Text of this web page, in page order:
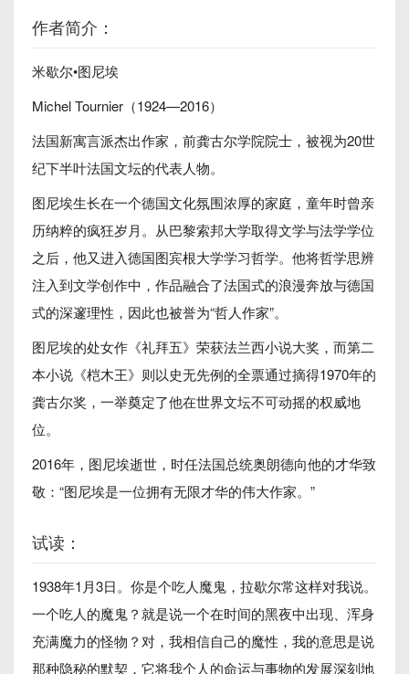
作者简介：
米歇尔•图尼埃
Michel Tournier（1924—2016）
法国新寓言派杰出作家，前龚古尔学院院士，被视为20世
纪下半叶法国文坛的代表人物。
图尼埃生长在一个德国文化氛围浓厚的家庭，童年时曾亲
历纳粹的疯狂岁月。从巴黎索邦大学取得文学与法学学位
之后，他又进入德国图宾根大学学习哲学。他将哲学思辨
注入到文学创作中，作品融合了法国式的浪漫奔放与德国
式的深邃理性，因此也被誉为“哲人作家”。
图尼埃的处女作《礼拜五》荣获法兰西小说大奖，而第二
本小说《桤木王》则以史无先例的全票通过摘得1970年的
龚古尔奖，一举奠定了他在世界文坛不可动摇的权威地
位。
2016年，图尼埃逝世，时任法国总统奥朗德向他的才华致
敬：“图尼埃是一位拥有无限才华的伟大作家。”
试读：
1938年1月3日。你是个吃人魔鬼，拉歇尔常这样对我说。
一个吃人的魔鬼？就是说一个在时间的黑夜中出现、浑身
充满魔力的怪物？对，我相信自己的魔性，我的意思是说
那种隐秘的默契，它将我个人的命运与事物的发展深刻地